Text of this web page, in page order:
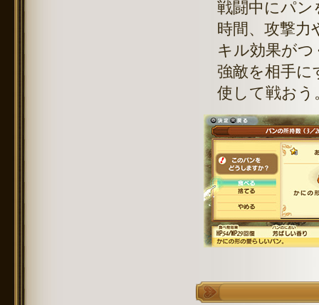
戦闘中にパン
時間、攻撃力
キル効果が
強敵を相手
使して戦おう